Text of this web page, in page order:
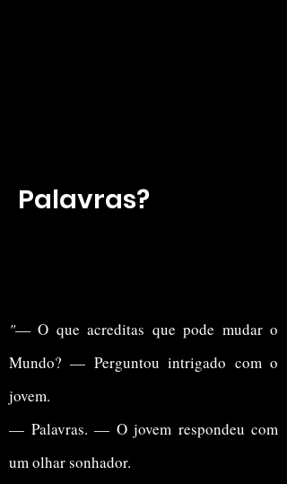
Palavras?
"— O que acreditas que pode mudar o
Mundo? — Perguntou intrigado com o
jovem.
— Palavras. — O jovem respondeu com
um olhar sonhador.